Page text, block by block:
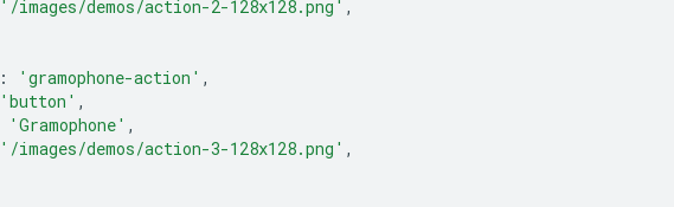
'/images/demos/action-2-128x128.png' ,
: 'gramophone-action' ,
'button' ,
'Gramophone' ,
'/images/demos/action-3-128x128.png' ,